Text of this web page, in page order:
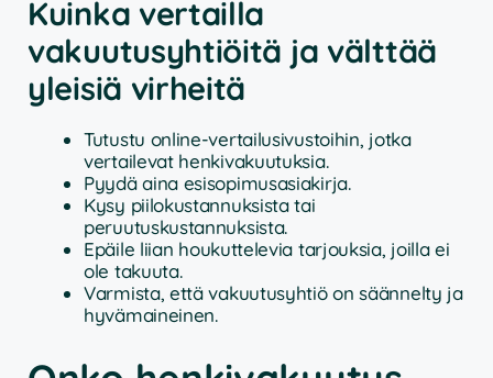
Kuinka vertailla
vakuutusyhtiöitä ja välttää
yleisiä virheitä
Tutustu online-vertailusivustoihin, jotka
vertailevat henkivakuutuksia.
Pyydä aina esisopimusasiakirja.
Kysy piilokustannuksista tai
peruutuskustannuksista.
Epäile liian houkuttelevia tarjouksia, joilla ei
ole takuuta.
Varmista, että vakuutusyhtiö on säännelty ja
hyvämaineinen.